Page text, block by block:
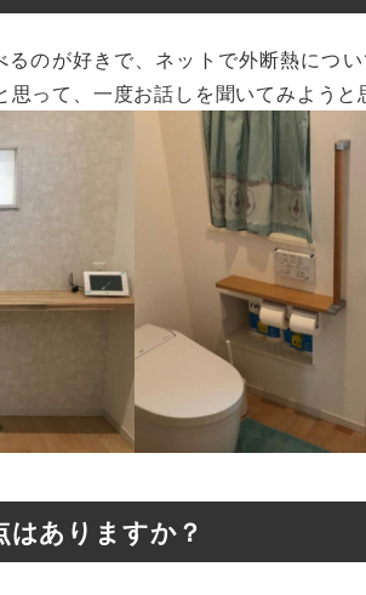
のが好きで、ネットで外断熱につ
って、一度お話しを聞いてみようと
ありますか？